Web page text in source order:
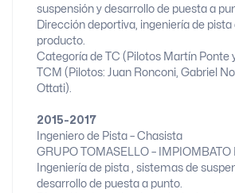
suspensión y desarrollo de puesta a
Dirección deportiva, ingeniería de
producto.
Categoría de TC (Pilotos Martín Ponte
TCM (Pilotos: Juan Ronconi, Gabriel
Ottati).
2015-2017
Ingeniero de Pista – Chasista
GRUPO TOMASELLO – IMPIOMBATO
Ingeniería de pista , sistemas de
desarrollo de puesta a punto.